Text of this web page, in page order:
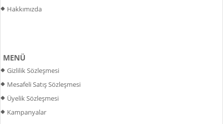
Hakkımızda
MENÜ
Gizlilik Sözleşmesi
Mesafeli Satış Sözleşmesi
Üyelik Sözleşmesi
Kampanyalar